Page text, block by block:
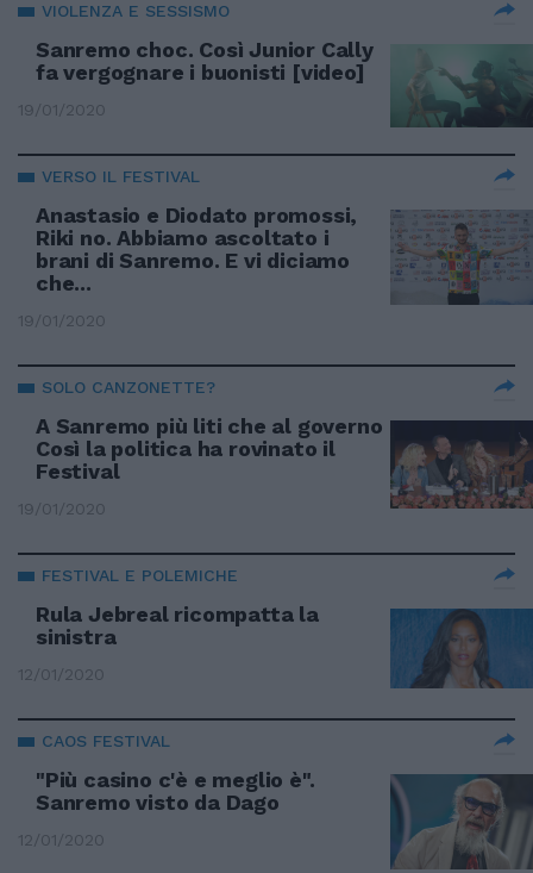
VIOLENZA E SESSISMO
Sanremo choc. Così Junior Cally
fa vergognare i buonisti [video]
19/01/2020
VERSO IL FESTIVAL
Anastasio e Diodato promossi,
Riki no. Abbiamo ascoltato i
brani di Sanremo. E vi diciamo
che...
19/01/2020
SOLO CANZONETTE?
A Sanremo più liti che al governo
Così la politica ha rovinato il
Festival
19/01/2020
FESTIVAL E POLEMICHE
Rula Jebreal ricompatta la
sinistra
12/01/2020
CAOS FESTIVAL
"Più casino c'è e meglio è".
Sanremo visto da Dago
12/01/2020